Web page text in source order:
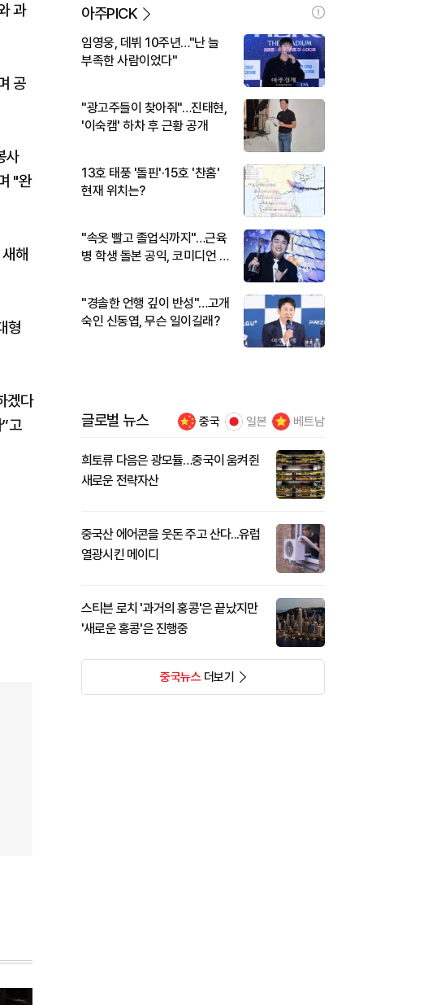
과
공
사
"완
해
형
겠다
고
아주PICK
임영웅, 데뷔 10주년…"난 늘
부족한 사람이었다"
"광고주들이 찾아줘"…진태현,
'이숙캠' 하차 후 근황 공개
13호 태풍 '돌핀'·15호 '찬홈'
현재 위치는?
"속옷 빨고 졸업식까지"…근육
병 학생 돌본 공익, 코미디언 김
"경솔한 언행 깊이 반성"…고개
숙인 신동엽, 무슨 일이길래?
글로벌 뉴스 중국 일본 베트남
희토류 다음은 광모듈…중국이 움켜쥔
새로운 전략자산
중국산 에어콘을 웃돈 주고 산다...유럽
열광시킨 메이디
스티븐 로치 '과거의 홍콩'은 끝났지만
'새로운 홍콩'은 진행중
중국뉴스더보기